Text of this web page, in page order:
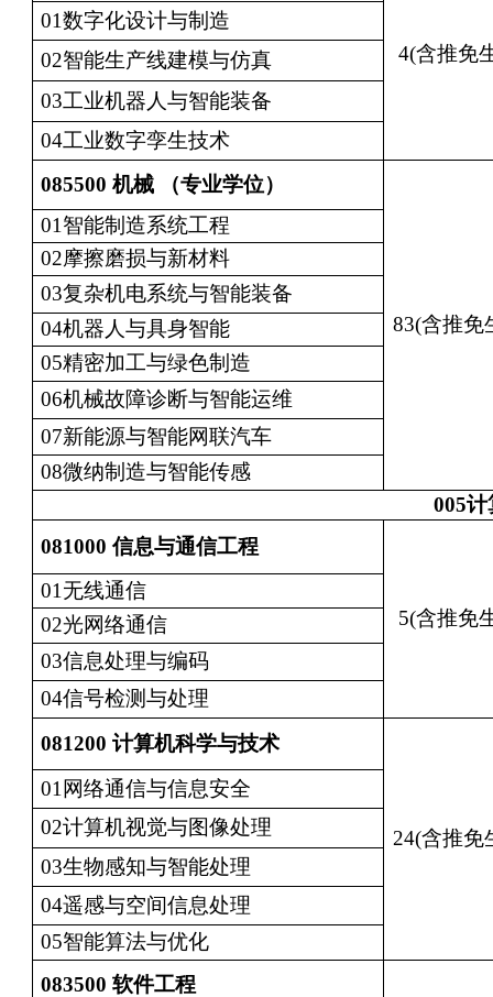
4(含推免
01数字化设计与制造
02智能生产线建模与仿真
03工业机器人与智能装备
04工业数字孪生技术
085500 机械 （专业学位）
83(含推免
01智能制造系统工程
02摩擦磨损与新材料
03复杂机电系统与智能装备
04机器人与具身智能
05精密加工与绿色制造
06机械故障诊断与智能运维
07新能源与智能网联汽车
08微纳制造与智能传感
005计
081000 信息与通信工程
5(含推免
01无线通信
02光网络通信
03信息处理与编码
04信号检测与处理
081200 计算机科学与技术
24(含推免
01网络通信与信息安全
02计算机视觉与图像处理
03生物感知与智能处理
04遥感与空间信息处理
05智能算法与优化
083500 软件工程